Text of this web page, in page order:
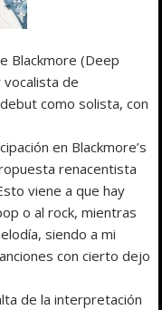
Blackmore (Deep
vocalista de
como solista, con
en Blackmore’s
renacentista
viene a que hay
o al rock, mientras
siendo a mi
con cierto dejo
de la interpretación